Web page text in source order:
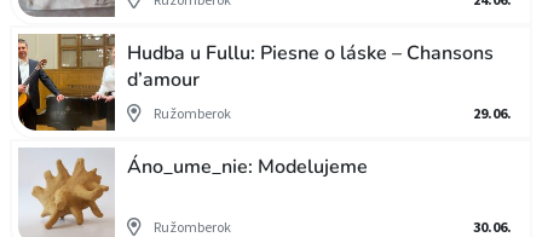
Hudba u Fullu: Piesne o láske – Chansons
d’amour
Ružomberok 29.06.
Áno_ume_nie: Modelujeme
Ružomberok 30.06.